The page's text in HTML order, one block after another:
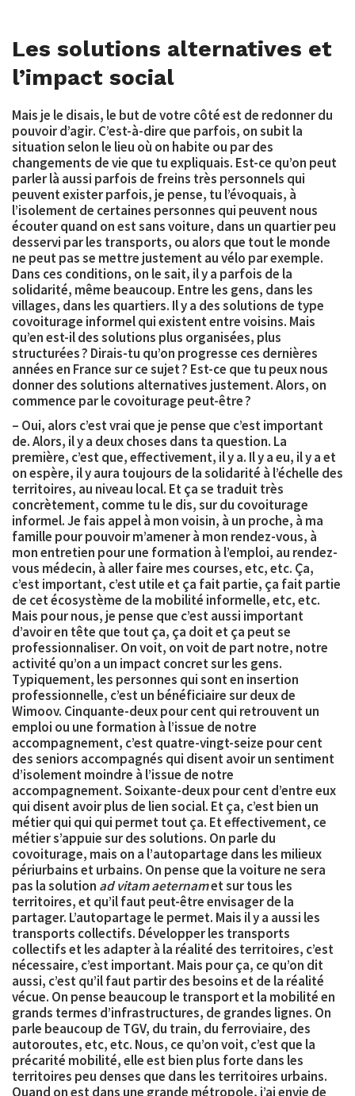
Les solutions alternatives et
l’impact social
Mais je le disais, le but de votre côté est de redonner du
pouvoir d’agir. C’est-à-dire que parfois, on subit la
situation selon le lieu où on habite ou par des
changements de vie que tu expliquais. Est-ce qu’on peut
parler là aussi parfois de freins très personnels qui
peuvent exister parfois, je pense, tu l’évoquais, à
l’isolement de certaines personnes qui peuvent nous
écouter quand on est sans voiture, dans un quartier peu
desservi par les transports, ou alors que tout le monde
ne peut pas se mettre justement au vélo par exemple.
Dans ces conditions, on le sait, il y a parfois de la
solidarité, même beaucoup. Entre les gens, dans les
villages, dans les quartiers. Il y a des solutions de type
covoiturage informelqui existent entre voisins. Mais
qu’en est-il des solutions plus organisées, plus
structurées ? Dirais-tu qu’on progresse ces dernières
années en France sur ce sujet ? Est-ce que tu peux nous
donner des solutions alternatives justement. Alors, on
commence par le covoiturage peut-être ?
– Oui, alors c’est vrai que je pense que c’est important
de. Alors, il y a deux choses dans ta question. La
première, c’est que, effectivement, il y a. Il y a eu, il y a et
on espère, il y aura toujours de la solidarité à l’échelle des
territoires, au niveau local. Et ça se traduit très
concrètement, comme tu le dis, sur du covoiturage
informel. Je fais appel à mon voisin, à un proche, à ma
famille pour pouvoir m’amener à mon rendez-vous, à
mon entretien pour une formation à l’emploi, au rendez-
vous médecin, à aller faire mes courses, etc, etc. Ça,
c’est important, c’est utile et ça fait partie, ça fait partie
de cet écosystème de la mobilité informelle, etc, etc.
Mais pour nous, je pense que c’est aussi important
d’avoir en tête que tout ça, ça doit et ça peut se
professionnaliser. On voit, on voit de part notre, notre
activité qu’on a un impact concret sur les gens.
Typiquement, les personnes qui sont en insertion
professionnelle, c’estun bénéficiaire sur deux de
Wimoov. Cinquante-deux pour cent qui retrouvent un
emploi ou une formation à l’issue de notre
accompagnement, c’estquatre-vingt-seize pour cent
des seniors accompagnés qui disent avoir un sentiment
d’isolement moindre à l’issue de notre
accompagnement.Soixante-deux pour cent d’entre eux
qui disent avoir plus de lien social. Et ça, c’est bien un
métier qui qui qui permet tout ça. Et effectivement, ce
métier s’appuie sur des solutions. On parle du
covoiturage, mais on a l’autopartage dans les milieux
périurbains et urbains. On pense que la voiture ne sera
pas la solution ad vitam aeternamet sur tous les
territoires, et qu’il faut peut-être envisager de la
partager. L’autopartage le permet. Mais il y a aussi les
transports collectifs. Développer les transports
collectifs et les adapter à la réalité des territoires, c’est
nécessaire, c’est important. Mais pour ça, ce qu’on dit
aussi, c’est qu’il faut partir des besoins et de la réalité
vécue. On pense beaucoup le transport et la mobilité en
grands termes d’infrastructures, de grandes lignes. On
parle beaucoup de TGV, du train, du ferroviaire, des
autoroutes, etc, etc. Nous, ce qu’on voit, c’est que la
précarité mobilité, elle est bien plus forte dans les
territoires peu denses que dans les territoires urbains.
Quand on est dans une grande métropole, j’ai envie de